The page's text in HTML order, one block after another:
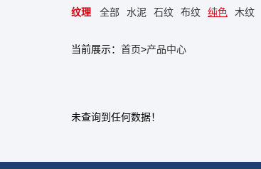
纹理
全部 水泥 石纹 布纹 纯色 木纹
当前展示： 首页>产品中心
未查询到任何数据！